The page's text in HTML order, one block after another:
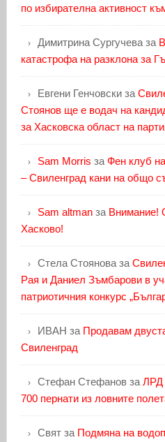
по избирателна активност
Димитрина Сургучеваза
катастрофа на разклона за
Евгени Генчовскиза
Стоянов ще е водач на
за Хасковска област на
Sam Morris за Фен клуб
– Свиленград кани на общо
Sam altmanза Внимание!
Хасково!
Стела Стояноваза
Рая и Даниел Зъмбарови в
патриотичния конкурс
ИВАН за Продавам
Свиленград
Стефан Стефановза ЛРД
700 пернати из ловните
Святза Подмяна на